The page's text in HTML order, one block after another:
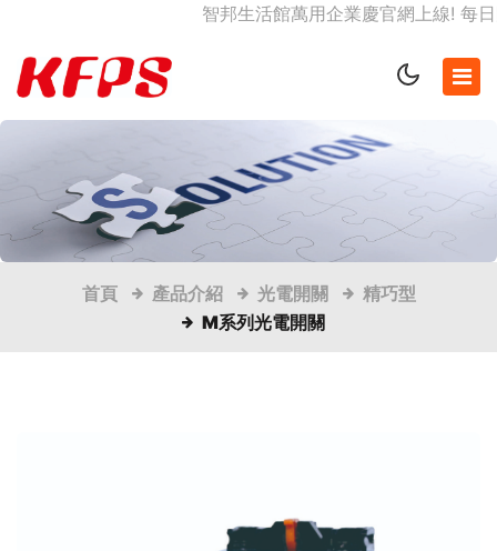
智邦生活館萬用企業慶官網上線! 每
首頁 產品介紹 光電開關
精巧型
M系列光電開關